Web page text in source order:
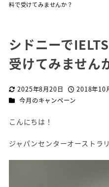
料で受けてみませんか？
シドニーで
受けてみません
更新日2025年8月20日 投稿日2018年10
カテゴリー
今月のキャンペーン
こんにちは！
ジャパンセンターオーストラ